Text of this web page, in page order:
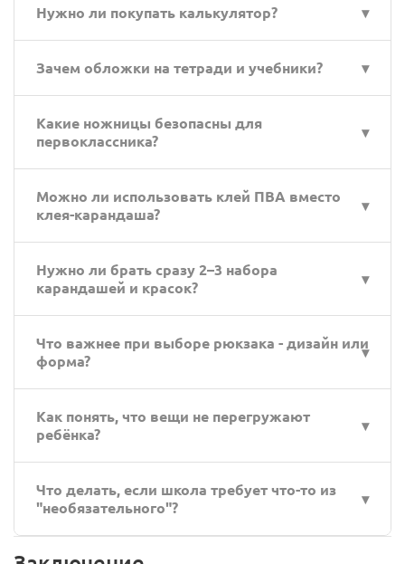
используются цветные карандаши - они
универсальнее.
Нужно ли покупать калькулятор?
палочками.
Зачем обложки на тетради и учебники?
службы книг.
Какие ножницы безопасны для
первоклассника?
ручками, подходящие по размеру руки ребёнка.
Можно ли использовать клей ПВА вместо
клея-карандаша?
клей-карандаш.
Нужно ли брать сразу 2–3 набора
карандашей и красок?
Главное - приучать ребёнка аккуратно с ним
обращаться.
Что важнее при выборе рюкзака - дизайн или
форма?
плотной спинкой и регулируемыми лямками.
Как понять, что вещи не перегружают
ребёнка?
веса ребёнка. Проверьте вместе дома.
Что делать, если школа требует что-то из
"необязательного"?